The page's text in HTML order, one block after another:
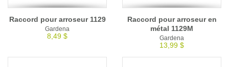
Raccord pour arroseur 1129
Gardena
8,49 $
Raccord pour arroseur en
métal 1129M
Gardena
13,99 $